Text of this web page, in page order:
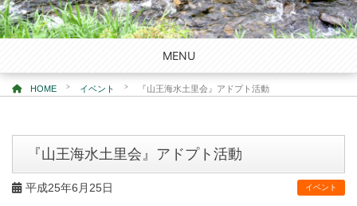
MENU
HOME > イベント > 『山王海水土里会』アドプト活動
『山王海水土里会』アドプト活動
平成25年6月25日 イベント